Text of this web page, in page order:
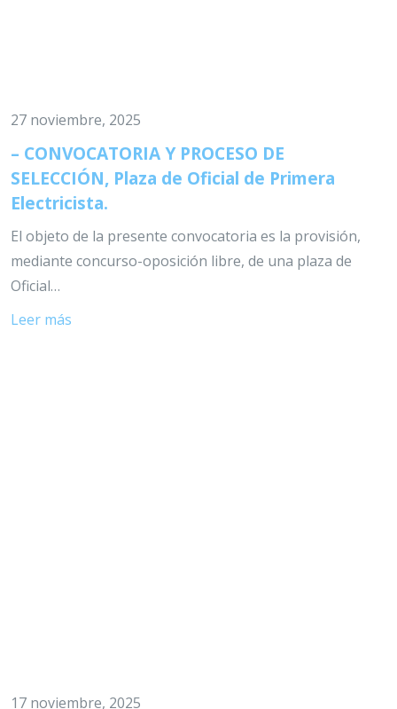
27 noviembre, 2025
– CONVOCATORIA Y PROCESO DE
SELECCIÓN, Plaza de Oficial de Primera
Electricista.
El objeto de la presente convocatoria es la provisión,
mediante concurso-oposición libre, de una plaza de
Oficial…
Leer más
17 noviembre, 2025